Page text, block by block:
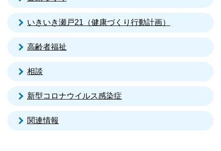
いきいき瀬戸21（健康づくり行動計画）
高齢者福祉
相談
新型コロナウイルス感染症
関連情報